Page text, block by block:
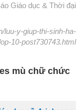
Giáo dục & Thời đại
luu-y-giup-thi-sinh-ha-
10-post730743.html
mù chữ chức